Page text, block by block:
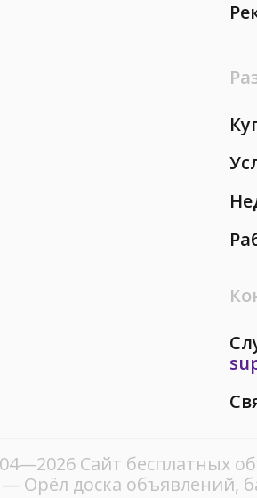
Сайт бесплатных
— Орёл доска объявлений,